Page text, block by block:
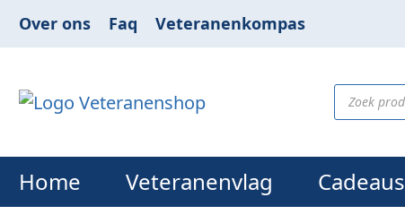
Over ons Faq Veteranenkompas
Home Veteranenvlag Cadeaus